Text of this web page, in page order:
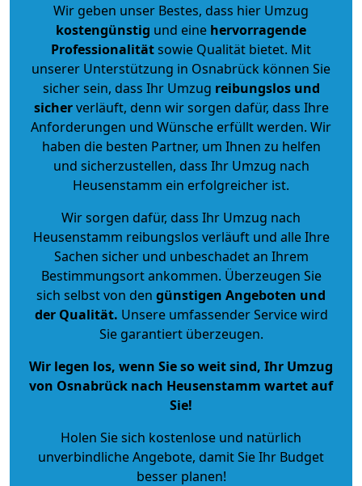
Wir geben unser Bestes, dass hier Umzug
kostengünstig und eine hervorragende
Professionalitätsowie Qualität bietet. Mit
unserer Unterstützung in Osnabrück können Sie
sicher sein, dass Ihr Umzug reibungslos und
sicherverläuft, denn wir sorgen dafür, dass Ihre
Anforderungen und Wünsche erfüllt werden. Wir
haben die besten Partner, um Ihnen zu helfen
und sicherzustellen, dass Ihr Umzug nach
Heusenstamm ein erfolgreicher ist.
Wir sorgen dafür, dass Ihr Umzug nach
Heusenstamm reibungslos verläuft und alle Ihre
Sachen sicher und unbeschadet an Ihrem
Bestimmungsort ankommen. Überzeugen Sie
sich selbst von den günstigen Angeboten und
der Qualität. Unsere umfassender Service wird
Sie garantiert überzeugen.
Wir legen los, wenn Sie so weit sind, Ihr Umzug
von Osnabrück nach Heusenstamm wartet auf
Sie!
Holen Sie sich kostenlose und natürlich
unverbindliche Angebote, damit Sie Ihr Budget
besser planen!